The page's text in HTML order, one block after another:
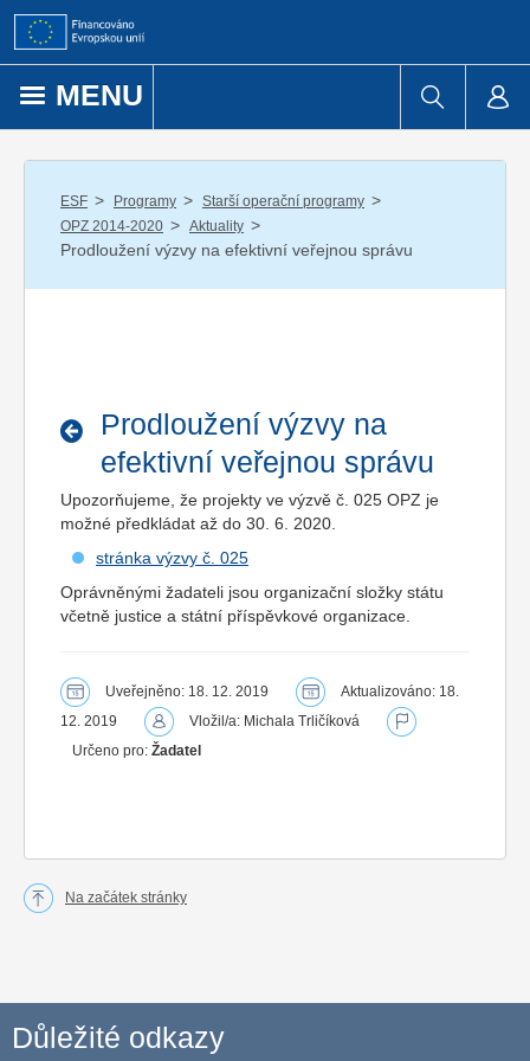
Přejít k obsahu
MENU
ESF / Programy / Starší operační programy /
OPZ 2014-2020 / Aktuality /
Prodloužení výzvy na efektivní veřejnou správu
Prodloužení výzvy na
efektivní veřejnou správu
Upozorňujeme, že projekty ve výzvě č. 025 OPZ je
možné předkládat až do 30. 6. 2020.
stránka výzvy č. 025
Oprávněnými žadateli jsou organizační složky státu
včetně justice a státní příspěvkové organizace.
Uveřejněno: 18. 12. 2019
Aktualizováno: 18.
12. 2019
Vložil/a: Michala Trličíková
Určeno pro: Žadatel
Na začátek stránky
Důležité odkazy